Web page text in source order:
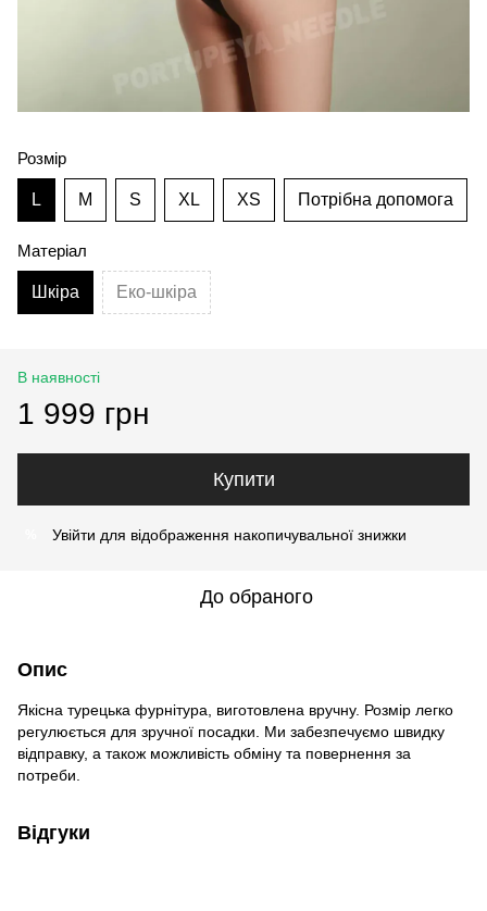
Розмір
L M S XL XS Потрібна допомога
Матеріал
Шкіра Еко-шкіра
В наявності
1 999 грн
Купити
Увійти для відображення накопичувальної знижки
До обраного
Опис
Якісна турецька фурнітура, виготовлена вручну. Розмір легко
регулюється для зручної посадки. Ми забезпечуємо швидку
відправку, а також можливість обміну та повернення за
потреби.
Відгуки